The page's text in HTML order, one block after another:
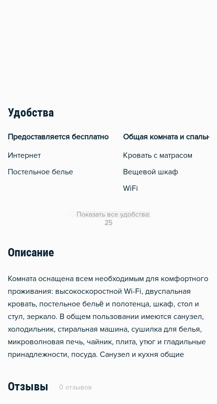
Удобства
Предоставляется бесплатно
Интернет
Постельное белье
Общая комната и спальня
Кровать с матрасом
Вещевой шкаф
WiFi
Показать все удобства:
25
Описание
Комната оснащена всем необходимым для комфортного
проживания: высокоскоростной Wi-Fi, двуспальная
кровать, постельное бельё и полотенца, шкаф, стол и
стул, зеркало. В общем пользовании имеются санузел,
холодильник, стиральная машина, сушилка для белья,
микроволновая печь, чайник, плита, утюг и гладильные
принадлежности, посуда. Санузел и кухня общие
Отзывы 0 отзывов